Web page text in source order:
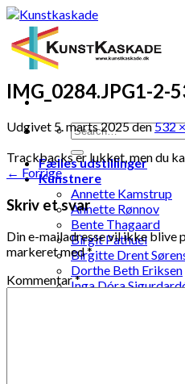
Skip
content
Fælles udstillinger
Kunstnere
Annette Kamstrup
Annette Rønnov
Bente Thagaard
Birgit Pathuel
Birgitte Drent
Dorthe Beth Eriksen
Inga Dóra
IMG_0284.JPG1-2-
Udgivet 5. marts 2025den532
Trackbacks er lukket, men du
← Forrige
Skriv et svar
Din e-mailadresse vil ikke blive
markeret med*
Kommentar*